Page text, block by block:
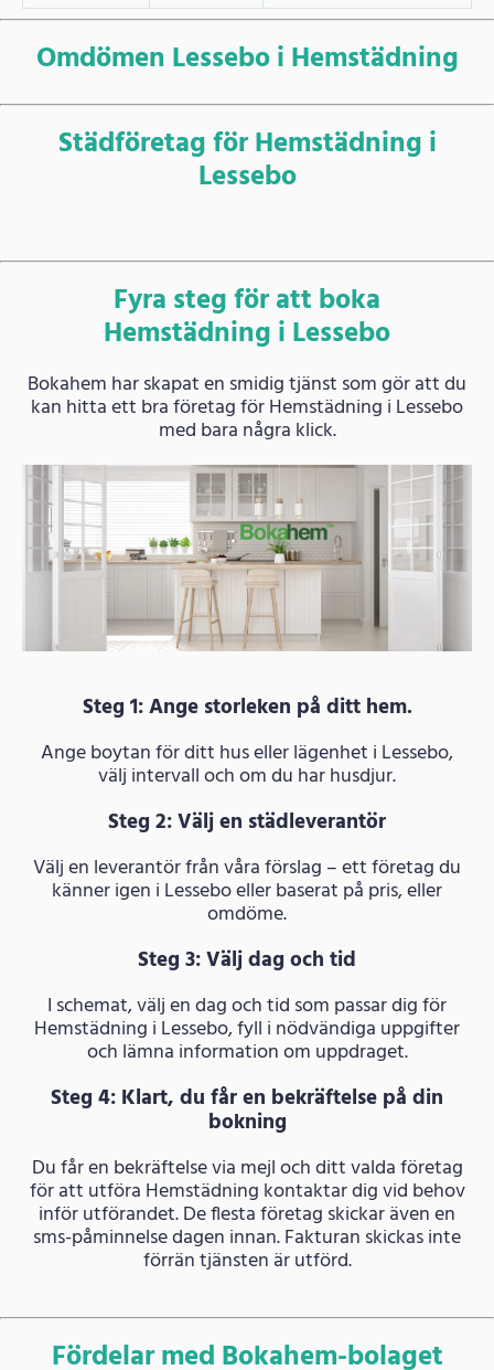
Omdömen Lessebo i Hemstädning
Städföretag för Hemstädning i
Lessebo
Fyra steg för att boka
Hemstädning i Lessebo
Bokahem har skapat en smidig tjänst som gör att du
kan hitta ett bra företag för Hemstädning i Lessebo
med bara några klick.
Steg 1: Ange storleken på ditt hem.
Ange boytan för ditt hus eller lägenhet i Lessebo,
välj intervall och om du har husdjur.
Steg 2: Välj en städleverantör
Välj en leverantör från våra förslag – ett företag du
känner igen i Lessebo eller baserat på pris, eller
omdöme.
Steg 3: Välj dag och tid
I schemat, välj en dag och tid som passar dig för
Hemstädning i Lessebo, fyll i nödvändiga uppgifter
och lämna information om uppdraget.
Steg 4: Klart, du får en bekräftelse på din
bokning
Du får en bekräftelse via mejl och ditt valda företag
för att utföra Hemstädning kontaktar dig vid behov
inför utförandet. De flesta företag skickar även en
sms-påminnelse dagen innan. Fakturan skickas inte
förrän tjänsten är utförd.
Fördelar med Bokahem-bolaget